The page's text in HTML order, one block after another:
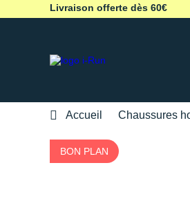
Livraison offerte dès 60€
Accueil Chaussures
BON PLAN